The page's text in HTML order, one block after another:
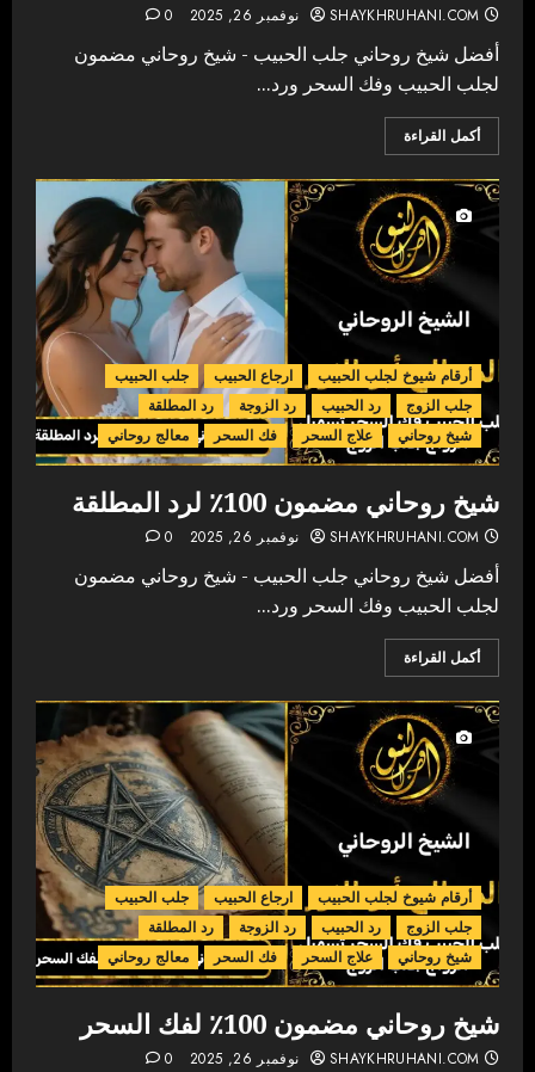
SHAYKHRUHANI.COM نوفمبر 26, 2025 0
أفضل شيخ روحاني جلب الحبيب - شيخ روحاني مضمون
لجلب الحبيب وفك السحر ورد...
أكمل القراءة
أرقام شيوخ لجلب الحبيب ارجاع الحبيب
جلب الحبيب
جلب الزوج
رد الحبيب رد الزوجة
رد المطلقة
شيخ روحاني
علاج السحر فك السحر معالج روحاني
شيخ روحاني مضمون 100٪ لرد المطلقة
SHAYKHRUHANI.COM نوفمبر 26, 2025 0
أفضل شيخ روحاني جلب الحبيب - شيخ روحاني مضمون
لجلب الحبيب وفك السحر ورد...
أكمل القراءة
أرقام شيوخ لجلب الحبيب ارجاع الحبيب
جلب الحبيب
جلب الزوج
رد الحبيب رد الزوجة
رد المطلقة
شيخ روحاني
علاج السحر فك السحر معالج روحاني
شيخ روحاني مضمون 100٪ لفك السحر
SHAYKHRUHANI.COM نوفمبر 26, 2025 0